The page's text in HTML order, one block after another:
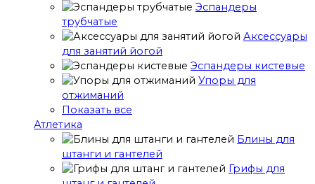
Эспандеры
трубчатые
Аксессуары
для занятий йогой
Эспандеры кистевые
Упоры для
отжиманий
Показать все
Атлетика
Блины для
штанги и гантелей
Грифы для